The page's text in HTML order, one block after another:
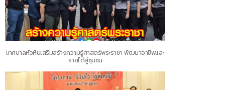
เทศบาลหัวหินเสริมสร้างความรู้ศาสตร์พระราชา พัฒนาอาชีพและ
รายได้สู่ชุมชน